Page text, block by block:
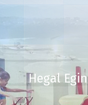
Hegal Egin